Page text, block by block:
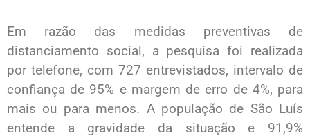
Em razão das medidas preventivas de
distanciamento social, a pesquisa foi realizada
por telefone, com 727 entrevistados, intervalo de
confiança de 95% e margem de erro de 4%, para
mais ou para menos. A população de São Luís
entende a gravidade da situação e 91,9%